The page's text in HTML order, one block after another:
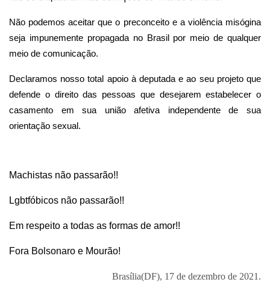
Não podemos aceitar que o preconceito e a violência misógina
seja impunemente propagada no Brasil por meio de qualquer
meio de comunicação.
Declaramos nosso total apoio à deputada e ao seu projeto que
defende o direito das pessoas que desejarem estabelecer o
casamento em sua união afetiva independente de sua
orientação sexual.
Machistas não passarão!!
Lgbtfóbicos não passarão!!
Em respeito a todas as formas de amor!!
Fora Bolsonaro e Mourão!
Brasília(DF), 17 de dezembro de 2021.